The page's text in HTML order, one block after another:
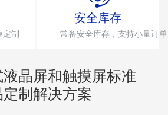
制
安全库存
常备安全库存，支持小量订单
晶屏和触摸屏标准
制解决方案